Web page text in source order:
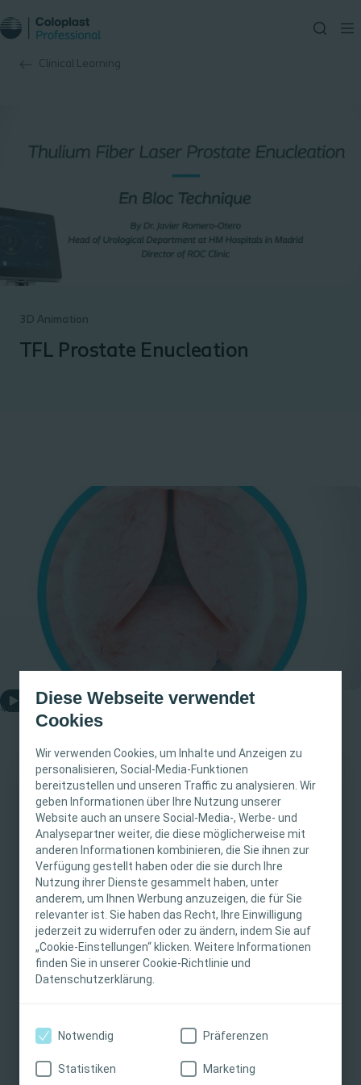
Diese Webseite verwendet
Cookies
Wir verwenden Cookies, um Inhalte und Anzeigen zu
personalisieren, Social-Media-Funktionen
bereitzustellen und unseren Traffic zu analysieren. Wir
geben Informationen über Ihre Nutzung unserer
Website auch an unsere Social-Media-, Werbe- und
Analysepartner weiter, die diese möglicherweise mit
anderen Informationen kombinieren, die Sie ihnen zur
Verfügung gestellt haben oder die sie durch Ihre
Nutzung ihrer Dienste gesammelt haben, unter
anderem, um Ihnen Werbung anzuzeigen, die für Sie
relevanter ist. Sie haben das Recht, Ihre Einwilligung
jederzeit zu widerrufen oder zu ändern, indem Sie auf
„Cookie-Einstellungen“ klicken. Weitere Informationen
finden Sie in unserer Cookie-Richtlinie und
Datenschutzerklärung.
Notwendig Präferenzen
Statistiken Marketing
Clinical Learning
WICHTIGER HINWEIS
Diese Website richtet sich nur an medizinische
Fachpersonen. Der Inhalt der Website ist für
fachliche Informations- und Fortbildungszwecke
bestimmt. Coloplast bietet keinen individuellen
medizinischen Rat. Die Verantwortung für die
individuelle Patientenversorgung liegt bei den
medizinischen Fachpersonen. Detaillierte
Produktinformationen zu den vorgestellten
Produkten, einschließlich Anwendungshinweise,
Vorsichtsmaßnahmen und Warnhinweisen,
finden Sie in der Gebrauchsanweisung (IFU) des
Produkts, die vor der Verwendung sorgfältig zu
3D Animation
TFL Prostate Enucleation
Play
4 minutes
En Bloc Technique by
Dr Javier Romero - Otero
Head of Urological Dept. at HM Hospitales in Madrid | Director
of ROC Clinic
Related content